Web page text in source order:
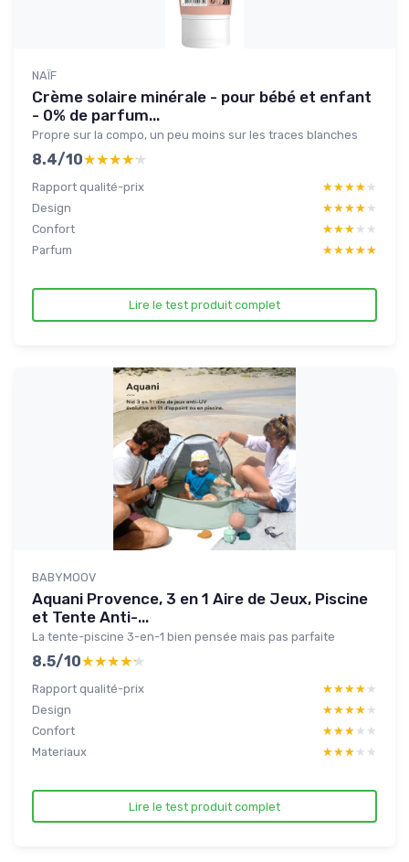
NAÏF
Crème solaire minérale - pour bébé et enfant
- 0% de parfum...
Propre sur la compo, un peu moins sur les traces blanches
8.4/10★★★★★
★★★★★
Rapport qualité-prix ★★★★★
★★★★★
Design
★★★★★
★★★★★
Confort
★★★★★
★★★★★
Parfum
★★★★★
★★★★★
Lire le test produit complet
BABYMOOV
Aquani Provence, 3 en 1 Aire de Jeux, Piscine
et Tente Anti-...
La tente-piscine 3-en-1 bien pensée mais pas parfaite
8.5/10★★★★★
★★★★★
Rapport qualité-prix ★★★★★
★★★★★
Design
★★★★★
★★★★★
Confort
★★★★★
★★★★★
Materiaux
★★★★★
★★★★★
Lire le test produit complet